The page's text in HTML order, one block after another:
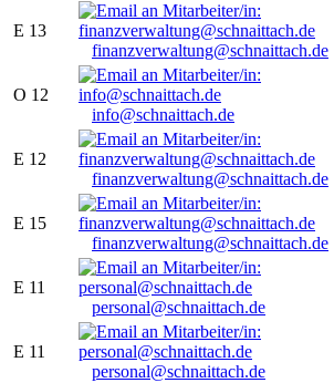
E 13
finanzverwaltung@schnaittach.de
O 12
info@schnaittach.de
E 12
finanzverwaltung@schnaittach.de
E 15
finanzverwaltung@schnaittach.de
E 11
personal@schnaittach.de
E 11
personal@schnaittach.de